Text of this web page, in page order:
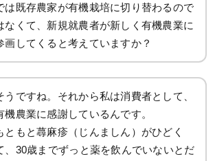
は既存農家が有機栽培に切り替わるので
なくて、新規就農者が新しく有機農業に
画してくると考えていますか？
うですね。それから私は消費者として、
機農業に感謝しているんです。
ともと蕁麻疹（じんましん）がひどく
、30歳までずっと薬を飲んでいないとだ